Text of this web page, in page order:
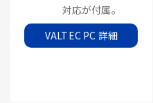
対応が付属。
VALTEC PC 詳細